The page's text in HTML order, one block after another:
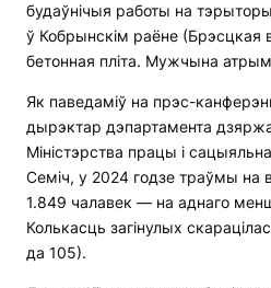
будаўнічыя работы на
ў Кобрынскім раёне (Брэсцкая
бетонная пліта. Мужчына
Як паведаміў на прэс-
дырэктар дэпартамента
Міністэрства працы і
Семіч, у 2024 годзе траўмы на
1.849 чалавек — на аднаго
Колькасць загінулых
да 105).